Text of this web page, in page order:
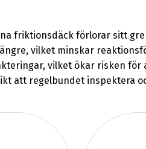
friktionsdäck förlorar sitt
vilket minskar
vilket ökar risken
att regelbundet inspektera